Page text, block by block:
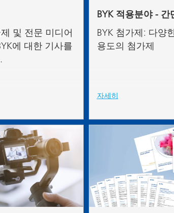
및 전문 미디어
에 대한 기사를
BYK 적용분야 - 간
BYK 첨가제: 다양
용도의 첨가제
자세히